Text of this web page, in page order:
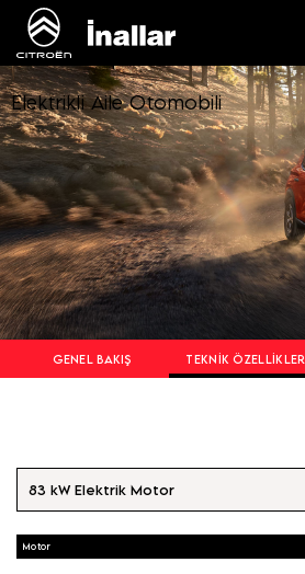
Elektrikli Aile Otomobili
GENEL BAKIŞ TEKNIK ÖZELLIKLER
Motor